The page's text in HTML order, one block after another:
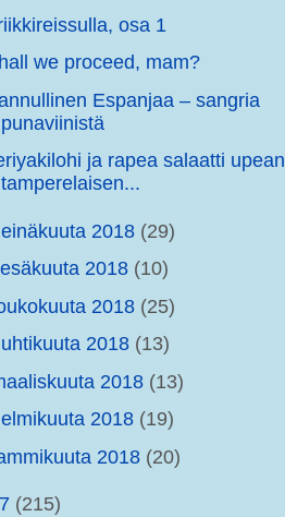
osa 1
we proceed, mam?
Espanjaa – sangria
punaviinistä
ja rapea salaatti upean
tamperelaisen...
2018 (29)
2018 (10)
2018 (25)
2018 (13)
2018 (13)
2018 (19)
2018 (20)
(215)